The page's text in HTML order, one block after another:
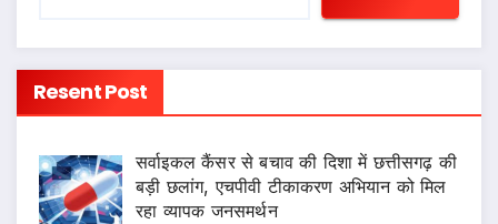
Resent Post
सर्वाइकल कैंसर से बचाव की दिशा में छत्तीसगढ़ की
बड़ी छलांग, एचपीवी टीकाकरण अभियान को मिल
रहा व्यापक जनसमर्थन